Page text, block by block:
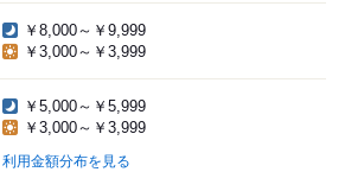
￥8,000～￥9,999
￥3,000～￥3,999
￥5,000～￥5,999
￥3,000～￥3,999
利用金額分布を見る